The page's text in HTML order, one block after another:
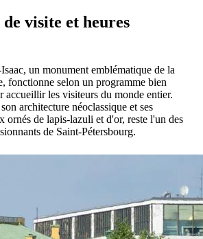
visite et heures
un monument emblématique de la
fonctionne selon un programme bien
accueillir les visiteurs du monde entier.
architecture néoclassique et ses
ornés de lapis-lazuli et d'or, reste l'un des
de Saint-Pétersbourg.